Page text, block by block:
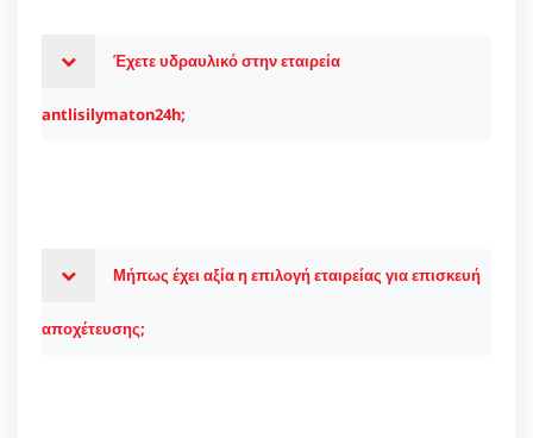
Έχετε υδραυλικό στην εταιρεία
antlisilymaton24h;
Μήπως έχει αξία η επιλογή εταιρείας για επισκευή
αποχέτευσης;